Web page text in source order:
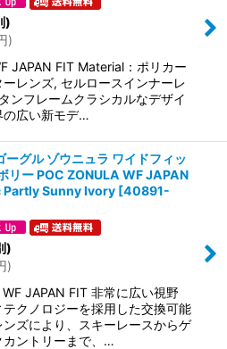
)
)
JAPAN FIT Material：ポリカー
ーレンズ, セルロースインナーレ
ンフレームクラシカルなデザイ
の広い新モデ…
ーグル ゾウニュラ ワイドフィッ
リー POC ZONULA WF JAPAN
Partly Sunny Ivory [40891-
)
)
JAPAN FIT 非常に広い視野
テクノロジーを採用した交換可能
ズにより、スキーレースからゲ
カントリーまで、…